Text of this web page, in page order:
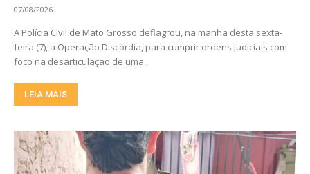
07/08/2026
A Polícia Civil de Mato Grosso deflagrou, na manhã desta sexta-
feira (7), a Operação Discórdia, para cumprir ordens judiciais com
foco na desarticulação de uma...
LEIA MAIS